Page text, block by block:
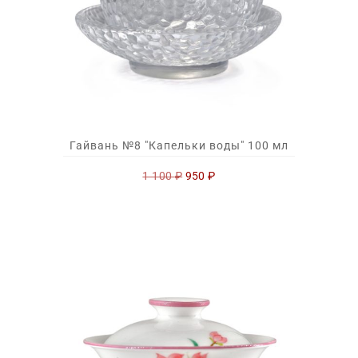
Гайвань №8 "Капельки воды" 100 мл
1 100₽ Первоначальная
950₽Текущая